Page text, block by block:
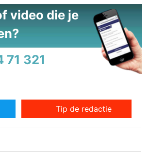
video die je
71 321
Tip de redactie